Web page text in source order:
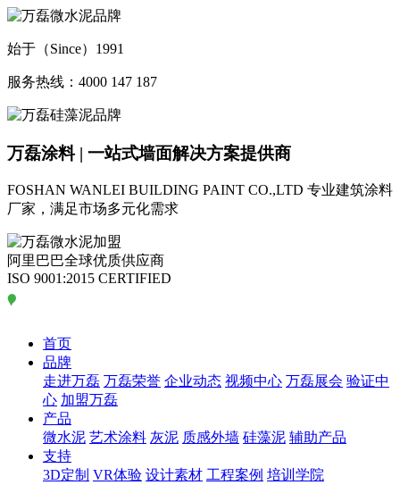
始于（Since）1991
服务热线：4000 147 187
万磊涂料 | 一站式墙面解决方案提供商
FOSHAN WANLEI BUILDING PAINT CO.,LTD 专业建筑涂料
厂家，满足市场多元化需求
阿里巴巴全球优质供应商
ISO 9001:2015 CERTIFIED
首页
品牌
走进万磊 万磊荣誉 企业动态 视频中心 万磊展会 验证中
心 加盟万磊
产品
微水泥 艺术涂料 灰泥 质感外墙 硅藻泥 辅助产品
支持
3D定制 VR体验 设计素材 工程案例 培训学院